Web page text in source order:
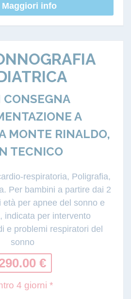
Maggiori info
CONSEGNA
A
MONTE RINALDO,
TECNICO
respiratoria, Poligrafia,
Per bambini a partire dai 2
età per apnee del sonno e
indicata per intervento
e problemi respiratori del
sonno
€
4 giorni *